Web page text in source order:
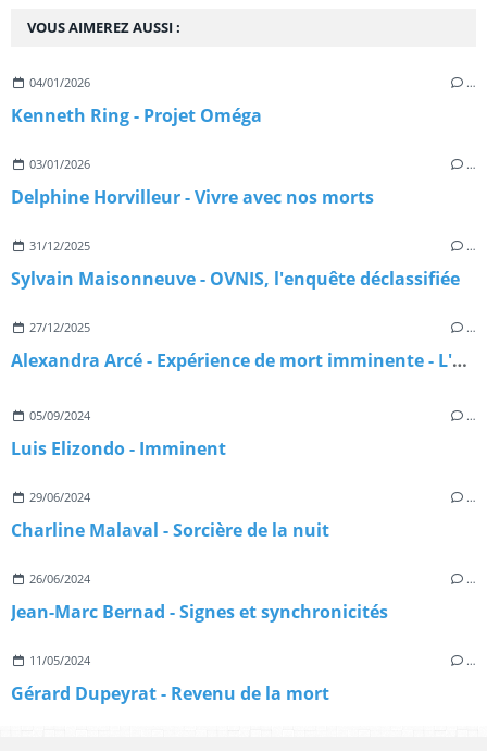
VOUS AIMEREZ AUSSI :
04/01/2026 …
Kenneth Ring - Projet Oméga
03/01/2026 …
Delphine Horvilleur - Vivre avec nos morts
31/12/2025 …
Sylvain Maisonneuve - OVNIS, l'enquête déclassifiée
27/12/2025 …
Alexandra Arcé - Expérience de mort imminente - L'approche jungienne
05/09/2024 …
Luis Elizondo - Imminent
29/06/2024 …
Charline Malaval - Sorcière de la nuit
26/06/2024 …
Jean-Marc Bernad - Signes et synchronicités
11/05/2024 …
Gérard Dupeyrat - Revenu de la mort